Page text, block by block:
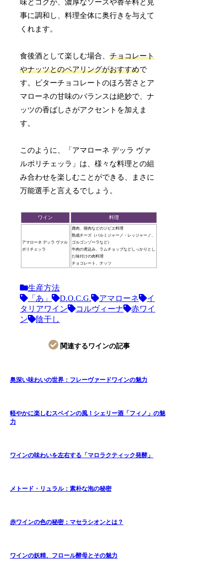
味とコクが、濃厚なソースや香辛料と見
事に調和し、料理全体に奥行きを与えて
くれます。
食後酒として楽しむ場合、チョコレート
やナッツとのペアリングがおすすめで
す。ビターチョコレートのほろ苦さとア
マローネの甘味のバランスは絶妙で、ナ
ッツの香ばしさがアクセントを加えま
す。
このように、「アマローネ デッラ ヴァ
ルポリチェッラ」は、様々な料理との組
み合わせを楽しむことができる、まさに
万能選手と言えるでしょう。
ワイン 料理
アマローネ デッラ ヴァル
ポリチェッラ
鹿肉、猪肉などのジビエ料理
熟成チーズ（パルミジャーノ・レッジャーノ、
ゴルゴンゾーラなど）
牛肉の煮込み、ラムチョップなどしっかりとし
た味付けの肉料理
チョコレート、ナッツ
生産方法
「あ」
D.O.C.G. アマローネ
イ
タリアワイン
コルヴィーナ
赤ワイ
ン
陰干し
関連するワインの記事
奥深い味わいの世界：フレーヴァードワインの魅力
軽やかに楽しむスペインの風！シェリー酒「フィノ」の魅
力
ワインの味わいを左右する「マロラクティック発酵」
メトード・リュラル：素朴な泡の秘密
赤ワインの色の秘密：マセラシオンとは？
ワインの妖精、フロール酵母とその魅力